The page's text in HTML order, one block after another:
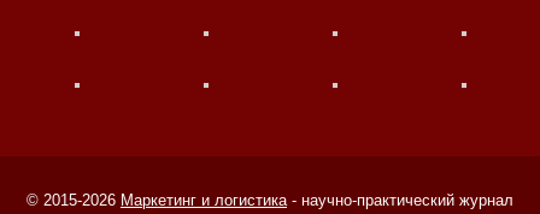
© 2015-2026 Маркетинг и логистика- научно-практический журнал